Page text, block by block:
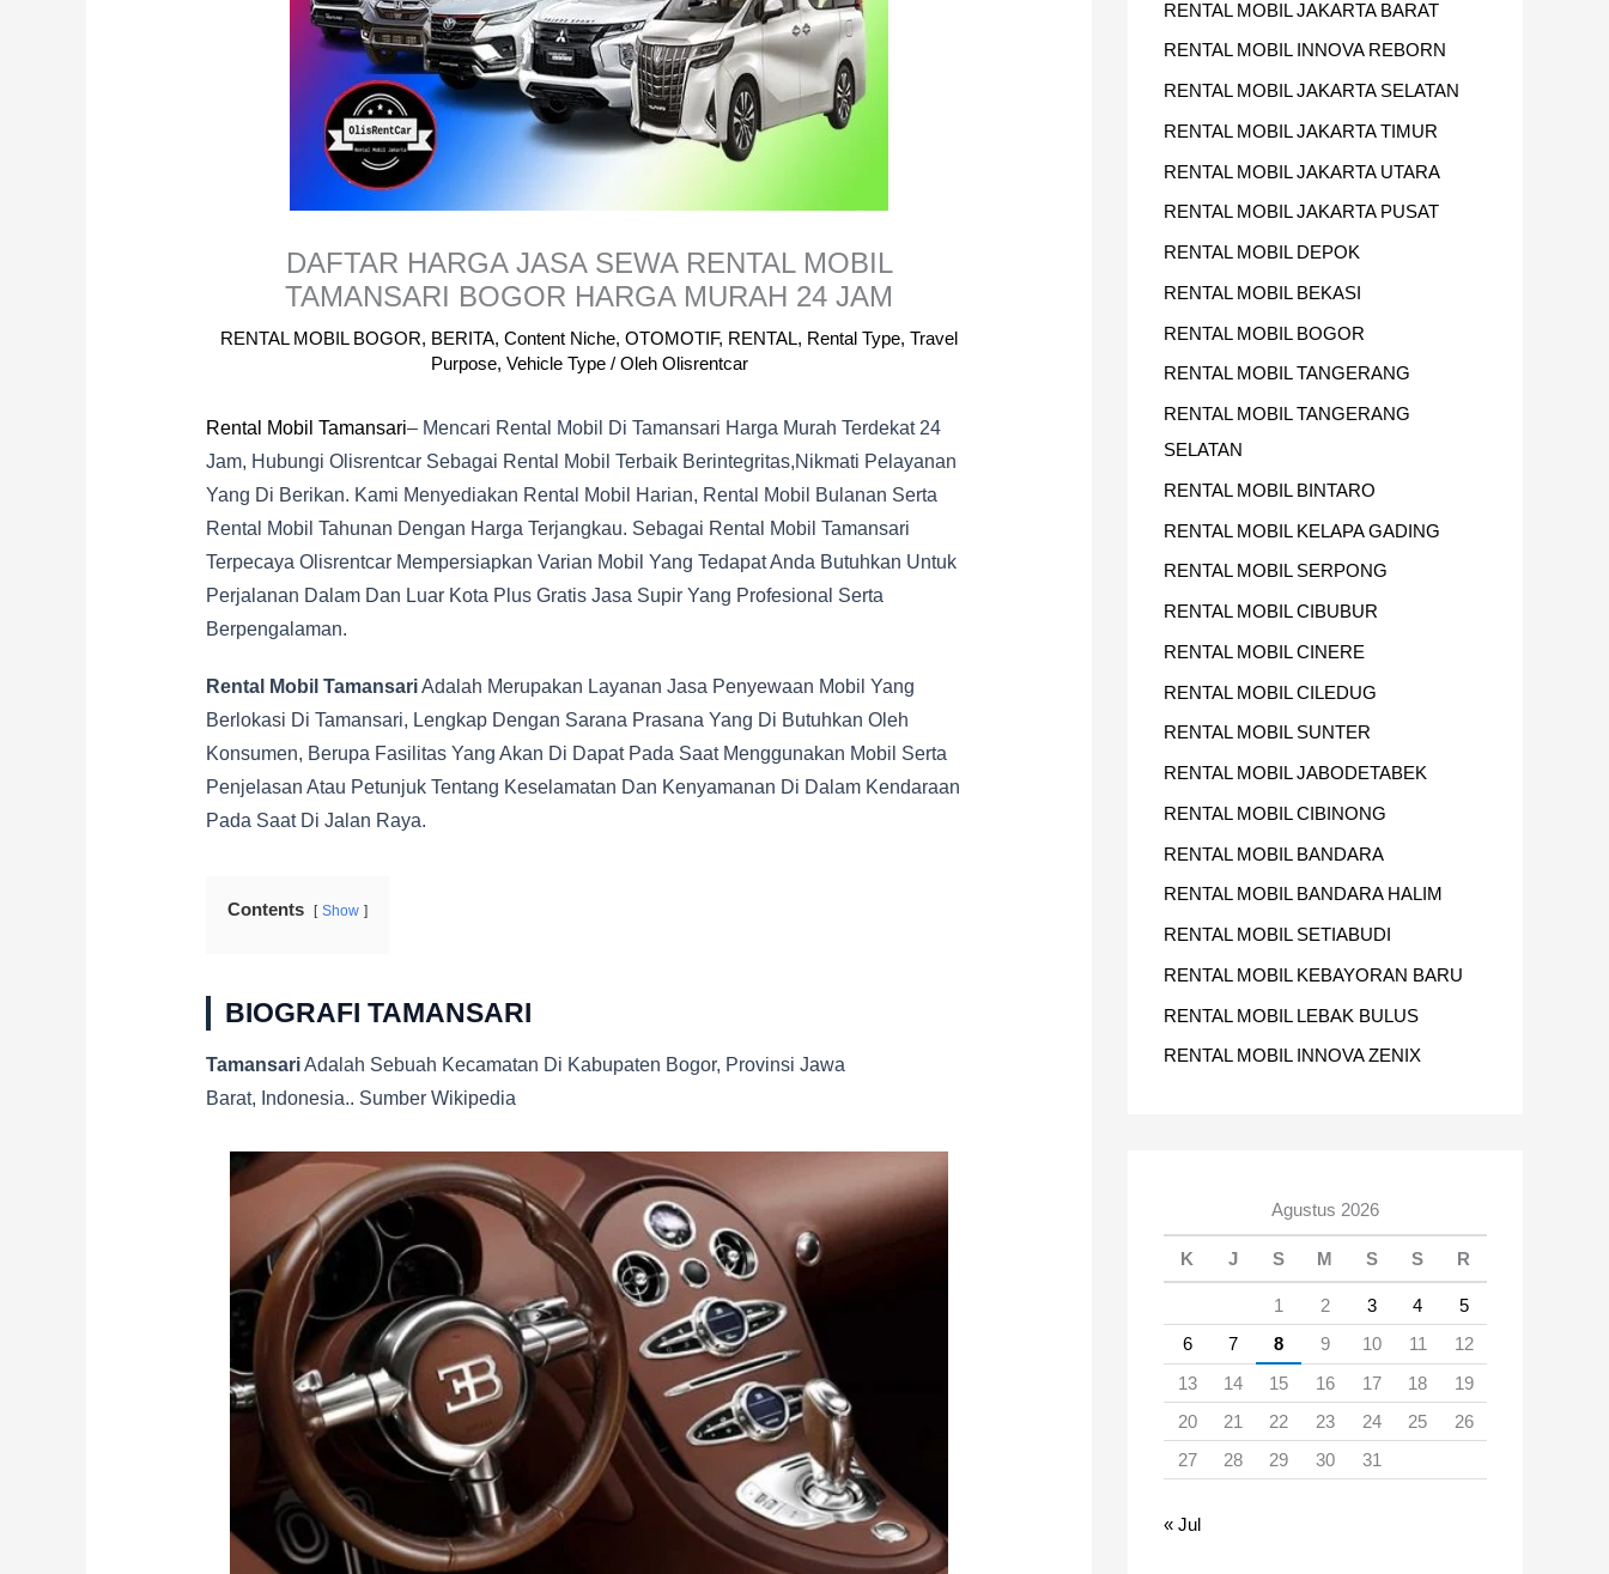
DAFTAR HARGA JASA SEWA RENTAL MOBIL
TAMANSARI BOGOR HARGA MURAH 24 JAM
RENTAL MOBIL BOGOR, BERITA, Content Niche, OTOMOTIF, RENTAL, Rental Type, Travel
Purpose, Vehicle Type/ Oleh Olisrentcar
Rental Mobil Tamansari– Mencari Rental Mobil Di Tamansari Harga Murah Terdekat 24
Jam, Hubungi Olisrentcar Sebagai Rental Mobil Terbaik Berintegritas,nikmati Pelayanan
Yang Di Berikan. Kami Menyediakan Rental Mobil Harian, Rental Mobil Bulanan Serta
Rental Mobil Tahunan Dengan Harga Terjangkau. Sebagai Rental Mobil Tamansari
Terpecaya Olisrentcar Mempersiapkan Varian Mobil Yang Tedapat Anda Butuhkan Untuk
Perjalanan Dalam Dan Luar Kota Plus Gratis Jasa Supir Yang Profesional Serta
Berpengalaman.
Rental Mobil TamansariAdalah Merupakan Layanan Jasa Penyewaan Mobil Yang
Berlokasi Di Tamansari, Lengkap Dengan Sarana Prasana Yang Di Butuhkan Oleh
Konsumen, Berupa Fasilitas Yang Akan Di Dapat Pada Saat Menggunakan Mobil Serta
Penjelasan Atau Petunjuk Tentang Keselamatan Dan Kenyamanan Di Dalam Kendaraan
Pada Saat Di Jalan Raya.
Contents Show
BIOGRAFI TAMANSARI
TamansariAdalah Sebuah Kecamatan Di Kabupaten Bogor, Provinsi Jawa
Barat, Indonesia.. Sumber Wikipedia
RENTAL MOBIL JAKARTA BARAT
RENTAL MOBIL INNOVA REBORN
RENTAL MOBIL JAKARTA SELATAN
RENTAL MOBIL JAKARTA TIMUR
RENTAL MOBIL JAKARTA UTARA
RENTAL MOBIL JAKARTA PUSAT
RENTAL MOBIL DEPOK
RENTAL MOBIL BEKASI
RENTAL MOBIL BOGOR
RENTAL MOBIL TANGERANG
RENTAL MOBIL TANGERANG
SELATAN
RENTAL MOBIL BINTARO
RENTAL MOBIL KELAPA GADING
RENTAL MOBIL SERPONG
RENTAL MOBIL CIBUBUR
RENTAL MOBIL CINERE
RENTAL MOBIL CILEDUG
RENTAL MOBIL SUNTER
RENTAL MOBIL JABODETABEK
RENTAL MOBIL CIBINONG
RENTAL MOBIL BANDARA
RENTAL MOBIL BANDARA HALIM
RENTAL MOBIL SETIABUDI
RENTAL MOBIL KEBAYORAN BARU
RENTAL MOBIL LEBAK BULUS
RENTAL MOBIL INNOVA ZENIX
Agustus 2026
K J S M S S R
1 2 3 4
5
6
7 8 9 10 11
12
13
14 15 16 17 18
19
20
21 22 23 24 25
26
27
28 29 30 31
« Jul